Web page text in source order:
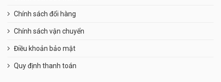
Chính sách đổi hàng
Chính sách vận chuyển
Điều khoản bảo mật
Quy định thanh toán